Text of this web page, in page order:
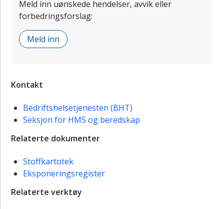
Meld inn uønskede hendelser, avvik eller
forbedringsforslag:
Meld inn
Kontakt
Bedriftshelsetjenesten (BHT)
Seksjon for HMS og beredskap
Relaterte dokumenter
Stoffkartotek
Eksponeringsregister
Relaterte verktøy